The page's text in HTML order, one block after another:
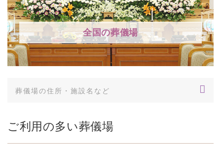
全国の葬儀場
ご利用の多い葬儀場